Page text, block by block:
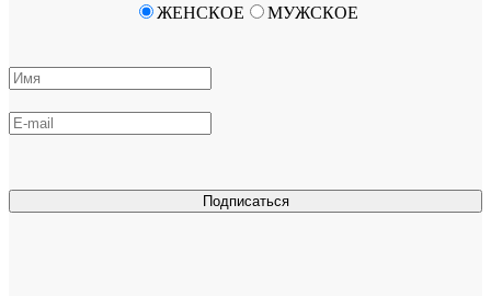
Подписаться
ЖЕНСКОЕ МУЖСКОЕ